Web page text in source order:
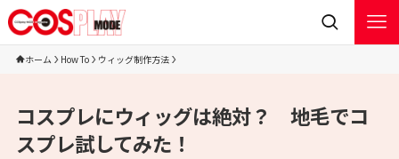
ホーム How To ウィッグ制作方法
コスプレにウィッグは絶対？ 地毛でコ
スプレ試してみた！